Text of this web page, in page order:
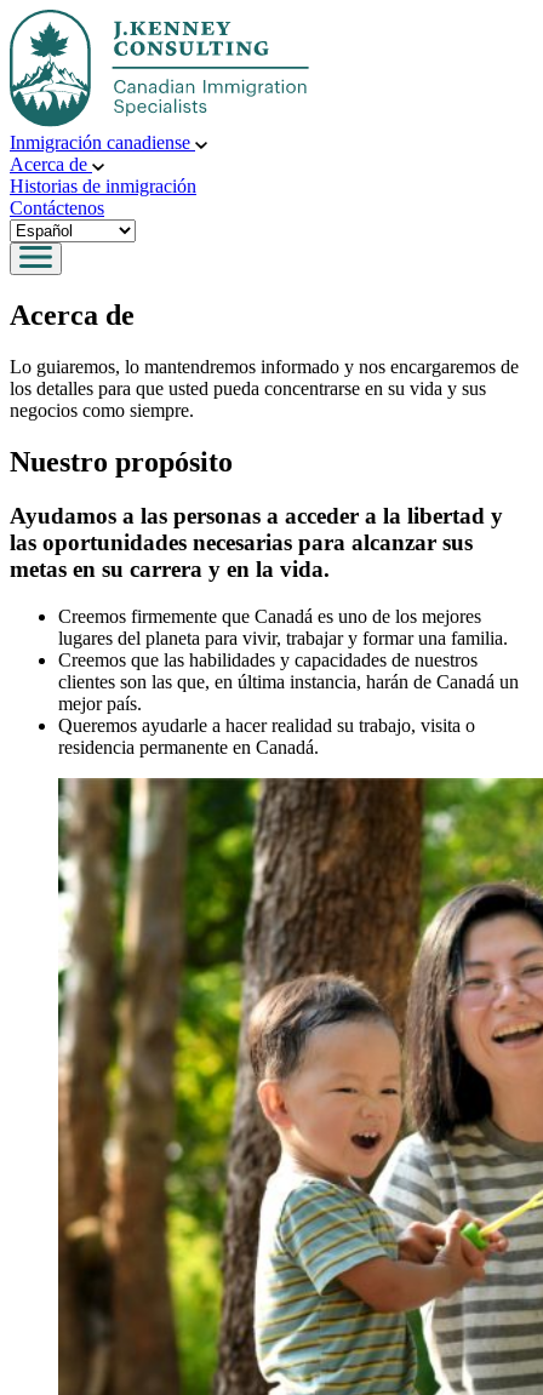
Inmigración canadiense
Acerca de
Historias de inmigración
Contáctenos
Acerca de
Lo guiaremos, lo mantendremos informado y nos encargaremos de
los detalles para que usted pueda concentrarse en su vida y sus
negocios como siempre.
Nuestro propósito
Ayudamos a las personas a acceder a la libertad y
las oportunidades necesarias para alcanzar sus
metas en su carrera y en la vida.
Creemos firmemente que Canadá es uno de los mejores
lugares del planeta para vivir, trabajar y formar una familia.
Creemos que las habilidades y capacidades de nuestros
clientes son las que, en última instancia, harán de Canadá un
mejor país.
Queremos ayudarle a hacer realidad su trabajo, visita o
residencia permanente en Canadá.